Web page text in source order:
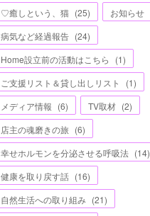
♡癒しという、猫 (25) お知らせ
病気など経過報告 (24)
Home設立前の活動はこちら
(1)
ご支援リスト＆貸し出しリスト
(1)
メディア情報 (6) TV取材 (2)
店主の魂磨きの旅 (6)
幸せホルモンを分泌させる呼吸法 (14)
健康を取り戻す話 (16)
自然生活への取り組み (21)